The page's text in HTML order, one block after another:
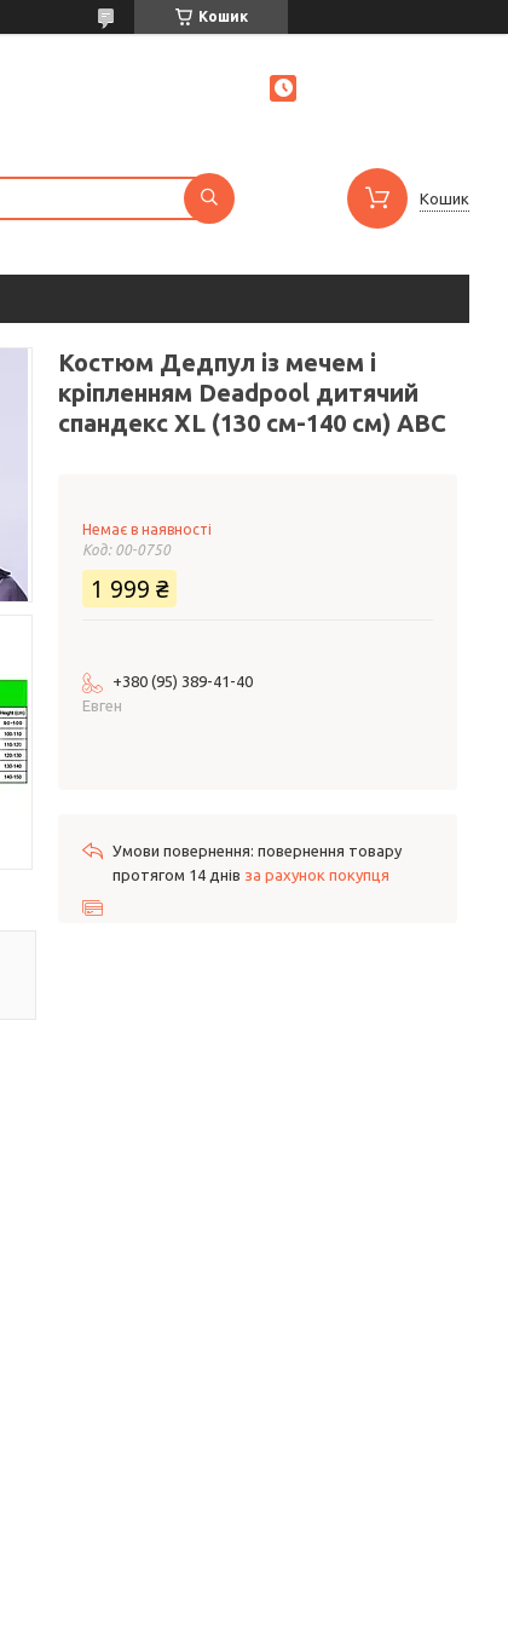
Кошик
Кошик
Костюм Дедпул із мечем і
кріпленням Deadpool дитячий
спандекс XL (130 см-140 см) ABC
Немає в наявності
Код: 00-0750
1 999 ₴
+380 (95) 389-41-40
Евген
повернення товару
протягом 14 днів за рахунок покупця